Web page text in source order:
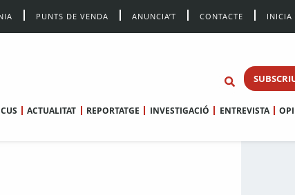
PUNTS DE VENDA ANUNCIA’T CONTACTE INICIA
ACTUALITAT REPORTATGE INVESTIGACIÓ ENTREVISTA